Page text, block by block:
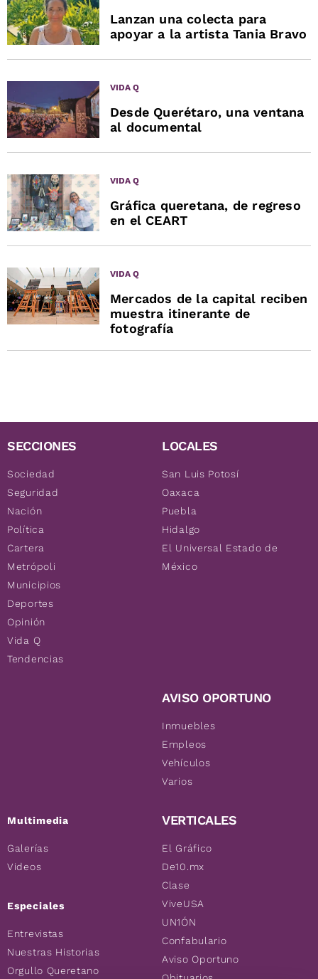
Lanzan una colecta para
apoyar a la artista Tania Bravo
VIDA Q
Desde Querétaro, una ventana
al documental
VIDA Q
Gráfica queretana, de regreso
en el CEART
VIDA Q
Mercados de la capital reciben
muestra itinerante de
fotografía
SECCIONES
Sociedad
Seguridad
Nación
Política
Cartera
Metrópoli
Municipios
Deportes
Opinión
Vida Q
Tendencias
Multimedia
Galerías
Videos
Especiales
Entrevistas
Nuestras Historias
Orgullo Queretano
LOCALES
San Luis Potosí
Oaxaca
Puebla
Hidalgo
El Universal Estado de
México
AVISO OPORTUNO
Inmuebles
Empleos
Vehículos
Varios
VERTICALES
El Gráfico
De10.mx
Clase
ViveUSA
UN1ÓN
Confabulario
Aviso Oportuno